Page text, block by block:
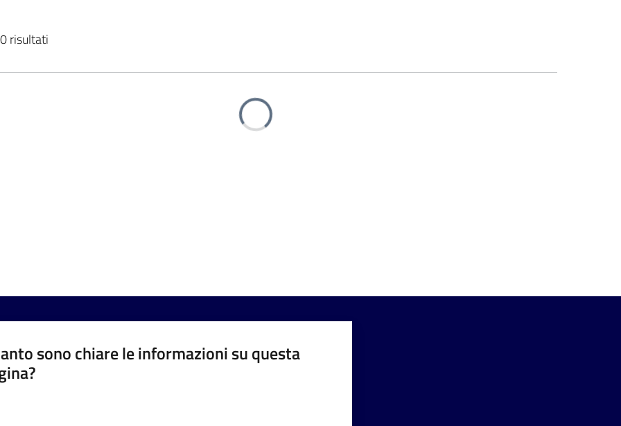
risultati
Caricamento
sono chiare le informazioni su questa